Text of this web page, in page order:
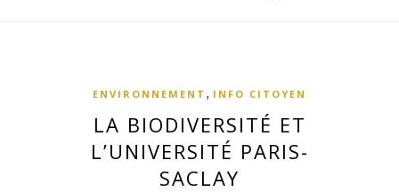
ENVIRONNEMENT , INFO CITOYEN
LA BIODIVERSITÉ ET
L’UNIVERSITÉ PARIS-
SACLAY